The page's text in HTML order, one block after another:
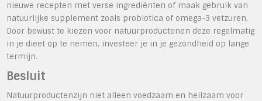
nieuwe recepten met verse ingrediënten of maak gebruik van
natuurlijke supplement zoals probiotica of omega-3 vetzuren.
Door bewust te kiezen voor natuurproductenen deze regelmatig
in je dieet op te nemen, investeer je in je gezondheid op lange
termijn.
Besluit
Natuurproductenzijn niet alleen voedzaam en heilzaam voor